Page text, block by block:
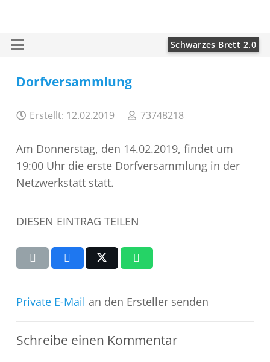
Schwarzes Brett 2.0
Dorfversammlung
Erstellt: 12.02.2019 73748218
Am Donnerstag, den 14.02.2019, findet um
19:00 Uhr die erste Dorfversammlung in der
Netzwerkstatt statt.
DIESEN EINTRAG TEILEN
Private E-Mail an den Ersteller senden
Schreibe einen Kommentar